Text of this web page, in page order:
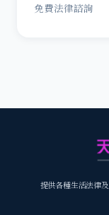
免費法律諮詢
提供各種生活法律